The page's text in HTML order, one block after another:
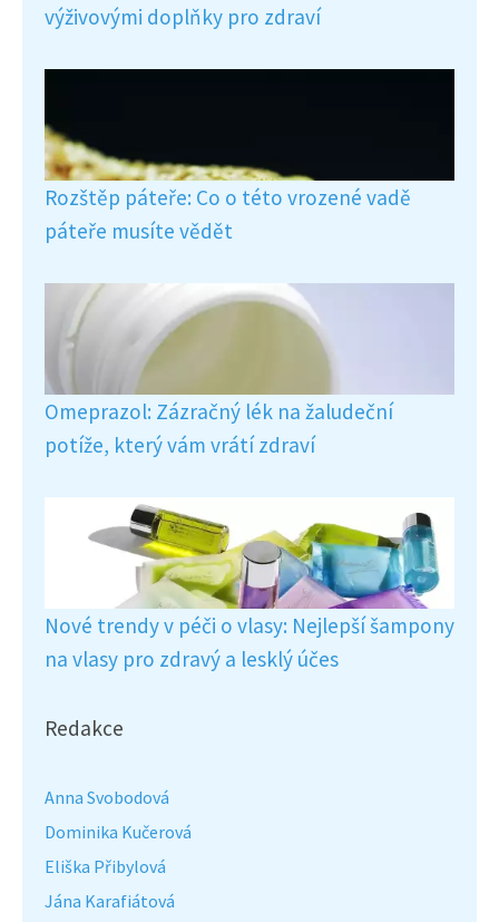
výživovými doplňky pro zdraví
Rozštěp páteře: Co o této vrozené vadě
páteře musíte vědět
Omeprazol: Zázračný lék na žaludeční
potíže, který vám vrátí zdraví
Nové trendy v péči o vlasy: Nejlepší šampony
na vlasy pro zdravý a lesklý účes
Redakce
Anna Svobodová
Dominika Kučerová
Eliška Přibylová
Jána Karafiátová